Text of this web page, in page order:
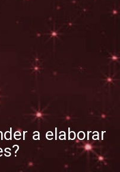
a elaborar